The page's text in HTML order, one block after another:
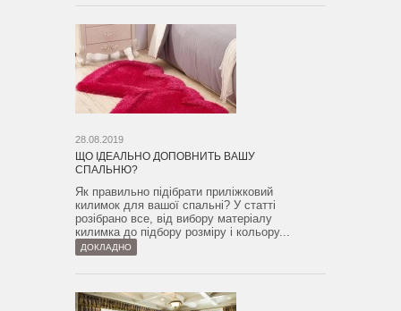
28.08.2019
ЩО ІДЕАЛЬНО ДОПОВНИТЬ ВАШУ
СПАЛЬНЮ?
Як правильно підібрати приліжковий
килимок для вашої спальні? У статті
розібрано все, від вибору матеріалу
килимка до підбору розміру і кольору...
ДОКЛАДНО